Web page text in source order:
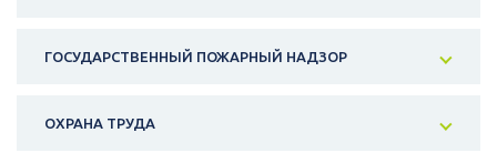
ГОСУДАРСТВЕННЫЙ ПОЖАРНЫЙ НАДЗОР
ОХРАНА ТРУДА